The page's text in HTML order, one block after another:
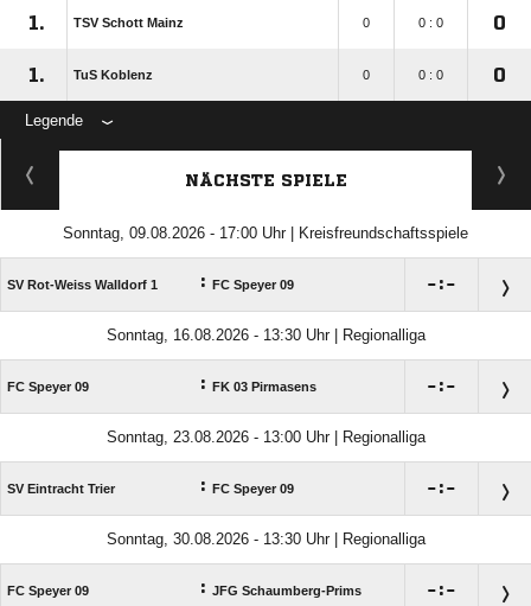
1. TSV Schott Mainz 0 0 : 0 0
1. TuS Koblenz 0 0 : 0 0
Legende
NÄCHSTE SPIELE
Sonntag, 09.08.2026 - 17:00 Uhr | Kreisfreundschaftsspiele
SV Rot-Weiss Walldorf 1 : FC Speyer 09 :
Sonntag, 16.08.2026 - 13:30 Uhr | Regionalliga
FC Speyer 09 : FK 03 Pirmasens :
Sonntag, 23.08.2026 - 13:00 Uhr | Regionalliga
SV Eintracht Trier : FC Speyer 09 :
Sonntag, 30.08.2026 - 13:30 Uhr | Regionalliga
FC Speyer 09 : JFG Schaumberg-Prims :